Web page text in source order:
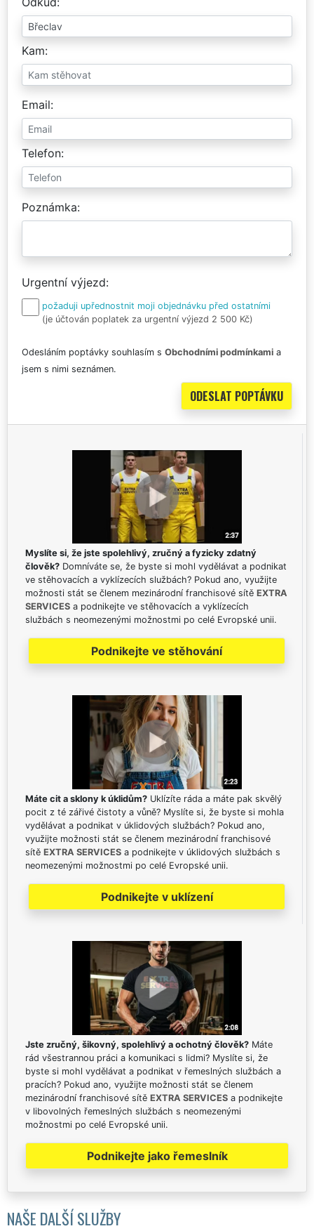
Kam
Email
Telefon
Poznámka
Urgentní výjezd
požaduji upřednostnit moji objednávku před ostatními
(je účtován poplatek za urgentní výjezd 2 500 Kč)
Odesláním poptávky souhlasím s Obchodními podmínkami a
jsem s nimi seznámen.
Myslíte si, že jste spolehlivý, zručný a fyzicky zdatný
člověk? Domníváte se, že byste si mohl vydělávat a podnikat
ve stěhovacích a vyklízecích službách? Pokud ano, využijte
možnosti stát se členem mezinárodní franchisové sítě EXTRA
SERVICES a podnikejte ve stěhovacích a vyklízecích
službách s neomezenými možnostmi po celé Evropské unii.
Podnikejte ve stěhování
Máte cit a sklony k úklidům? Uklízíte ráda a máte pak skvělý
pocit z té zářivé čistoty a vůně? Myslíte si, že byste si mohla
vydělávat a podnikat v úklidových službách? Pokud ano,
využijte možnosti stát se členem mezinárodní franchisové
sítě EXTRA SERVICES a podnikejte v úklidových službách s
neomezenými možnostmi po celé Evropské unii.
Podnikejte v uklízení
Jste zručný, šikovný, spolehlivý a ochotný člověk? Máte
rád všestrannou práci a komunikaci s lidmi? Myslíte si, že
byste si mohl vydělávat a podnikat v řemeslných službách a
pracích? Pokud ano, využijte možnosti stát se členem
mezinárodní franchisové sítě EXTRA SERVICES a podnikejte
v libovolných řemeslných službách s neomezenými
možnostmi po celé Evropské unii.
Podnikejte jako řemeslník
NAŠE DALŠÍ SLUŽBY